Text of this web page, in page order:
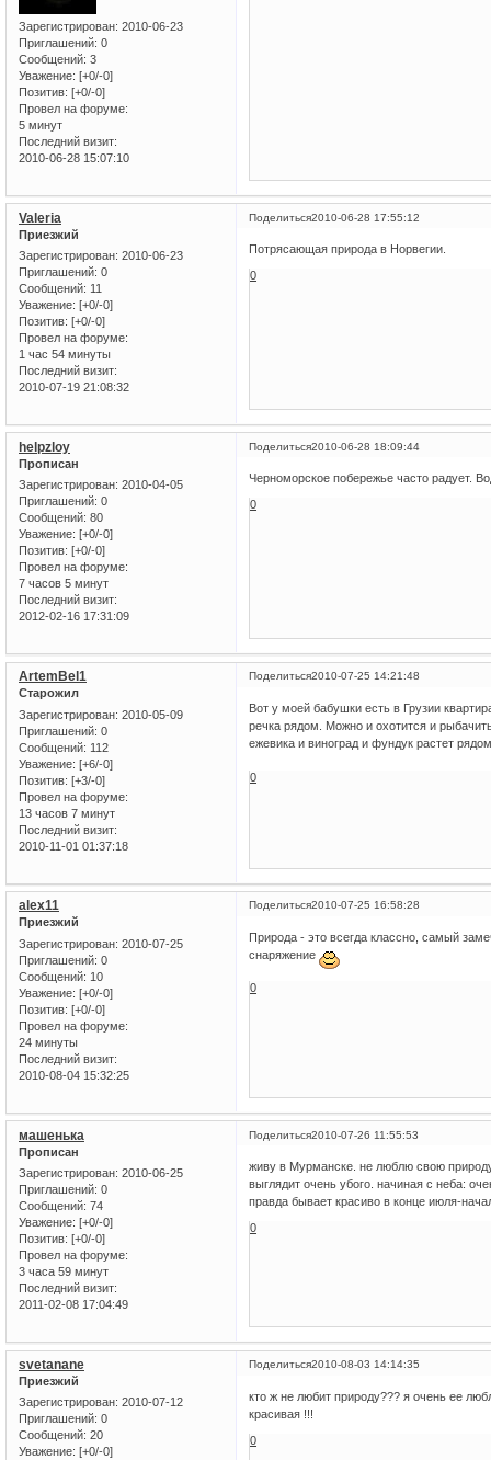
Зарегистрирован: 2010-06-23
Приглашений: 0
Сообщений: 3
Уважение: [+0/-0]
Позитив: [+0/-0]
Провел на форуме:
5 минут
Последний визит:
2010-06-28 15:07:10
Поделиться2010-06-28 17:55:12
Valeria
Приезжий
Зарегистрирован: 2010-06-23
Приглашений: 0
Сообщений: 11
Уважение: [+0/-0]
Позитив: [+0/-0]
Провел на форуме:
1 час 54 минуты
Последний визит:
2010-07-19 21:08:32
Потрясающая природа в Норвегии.
0
Поделиться2010-06-28 18:09:44
helpzloy
Прописан
Зарегистрирован: 2010-04-05
Приглашений: 0
Сообщений: 80
Уважение: [+0/-0]
Позитив: [+0/-0]
Провел на форуме:
7 часов 5 минут
Последний визит:
2012-02-16 17:31:09
Черноморское побережье часто радует.
0
Поделиться2010-07-25 14:21:48
ArtemBel1
Старожил
Зарегистрирован: 2010-05-09
Приглашений: 0
Сообщений: 112
Уважение: [+6/-0]
Позитив: [+3/-0]
Провел на форуме:
13 часов 7 минут
Последний визит:
2010-11-01 01:37:18
Вот у моей бабушки есть в Грузии
речка рядом. Можно и охотится и
ежевика и виноград и фундук растет
0
Поделиться2010-07-25 16:58:28
alex11
Приезжий
Зарегистрирован: 2010-07-25
Приглашений: 0
Сообщений: 10
Уважение: [+0/-0]
Позитив: [+0/-0]
Провел на форуме:
24 минуты
Последний визит:
2010-08-04 15:32:25
Природа - это всегда классно, самый
снаряжение
0
Поделиться2010-07-26 11:55:53
машенька
Прописан
Зарегистрирован: 2010-06-25
Приглашений: 0
Сообщений: 74
Уважение: [+0/-0]
Позитив: [+0/-0]
Провел на форуме:
3 часа 59 минут
Последний визит:
2011-02-08 17:04:49
живу в Мурманске. не люблю свою
выглядит очень убого. начиная с неба:
правда бывает красиво в конце июля-
0
Поделиться2010-08-03 14:14:35
svetanane
Приезжий
Зарегистрирован: 2010-07-12
Приглашений: 0
Сообщений: 20
Уважение: [+0/-0]
кто ж не любит природу??? я очень ее
красивая !!!
0